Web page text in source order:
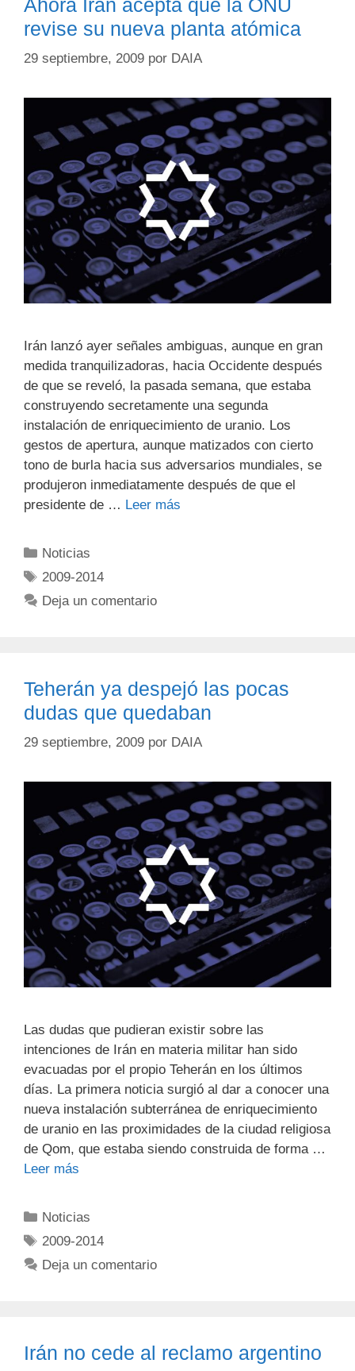
revise su nueva planta atómica
29 septiembre, 2009 por DAIA
Irán lanzó ayer señales ambiguas, aunque en gran
medida tranquilizadoras, hacia Occidente después
de que se reveló, la pasada semana, que estaba
construyendo secretamente una segunda
instalación de enriquecimiento de uranio. Los
gestos de apertura, aunque matizados con cierto
tono de burla hacia sus adversarios mundiales, se
produjeron inmediatamente después de que el
presidente de … Leer más
Noticias
2009-2014
Deja un comentario
Teherán ya despejó las pocas
dudas que quedaban
29 septiembre, 2009 por DAIA
Las dudas que pudieran existir sobre las
intenciones de Irán en materia militar han sido
evacuadas por el propio Teherán en los últimos
días. La primera noticia surgió al dar a conocer una
nueva instalación subterránea de enriquecimiento
de uranio en las proximidades de la ciudad religiosa
de Qom, que estaba siendo construida de forma …
Leer más
Noticias
2009-2014
Deja un comentario
Irán no cede al reclamo argentino